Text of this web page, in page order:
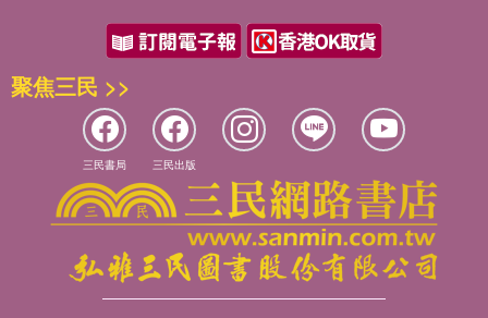
聚焦三民 >>
三民書局 三民出版